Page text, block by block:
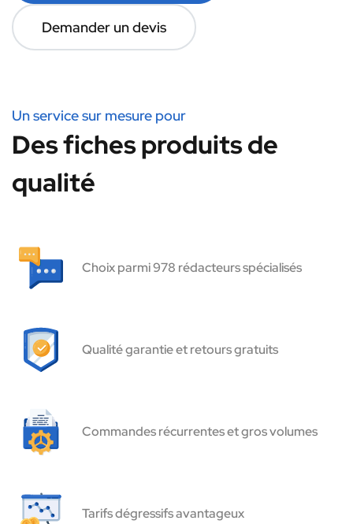
Demander un devis
Un service sur mesure pour
Des fiches produits de
qualité
Choix parmi 978 rédacteurs spécialisés
Qualité garantie et retours gratuits
Commandes récurrentes et gros volumes
Tarifs dégressifs avantageux